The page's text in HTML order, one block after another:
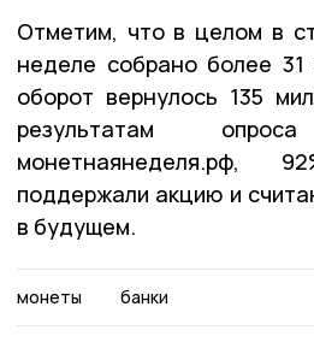
Отметим, что в целом в
неделе собрано более
оборот вернулось 135
результатам
монетнаянеделя.рф,
поддержали акцию и
в будущем.
монеты банки